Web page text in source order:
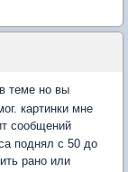
теме но вы
картинки мне
сообщений
поднял с 50 до
рано или